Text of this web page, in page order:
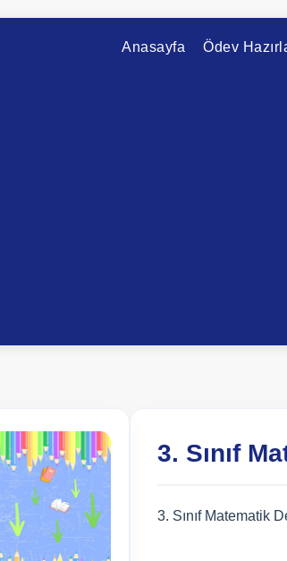
Anasayfa Ödev
3. Sınıf
3. Sınıf Matematik